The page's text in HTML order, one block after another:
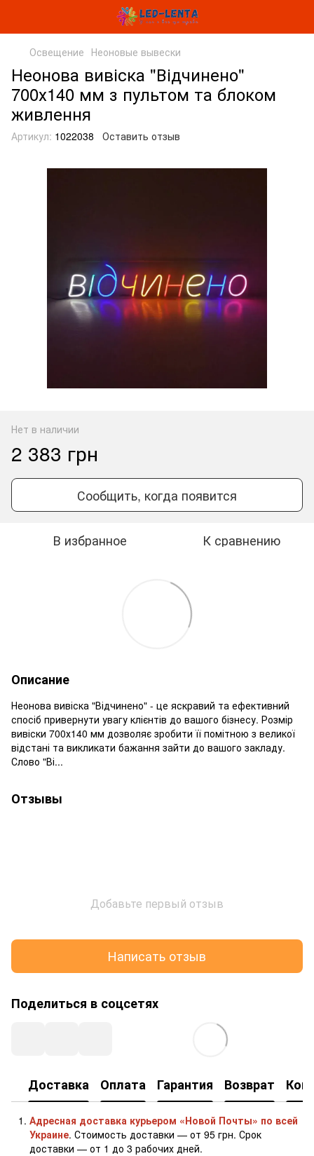
Освещение Неоновые вывески
Неонова вивіска "Відчинено"
700х140 мм з пультом та блоком
живлення
Артикул: 1022038 Оставить отзыв
Нет в наличии
2 383 грн
Сообщить, когда появится
В избранное К сравнению
Описание
Неонова вивіска "Відчинено" - це яскравий та ефективний
спосіб привернути увагу клієнтів до вашого бізнесу. Розмір
вивіски 700х140 мм дозволяє зробити її помітною з великої
відстані та викликати бажання зайти до вашого закладу.
Слово "Ві...
Отзывы
Добавьте первый отзыв
Написать отзыв
Поделиться в соцсетях
Доставка Оплата Гарантия Возврат
Адресная доставка курьером «Новой Почты» по всей
Украине. Стоимость доставки — от 95 грн. Срок
доставки — от 1 до 3 рабочих дней.